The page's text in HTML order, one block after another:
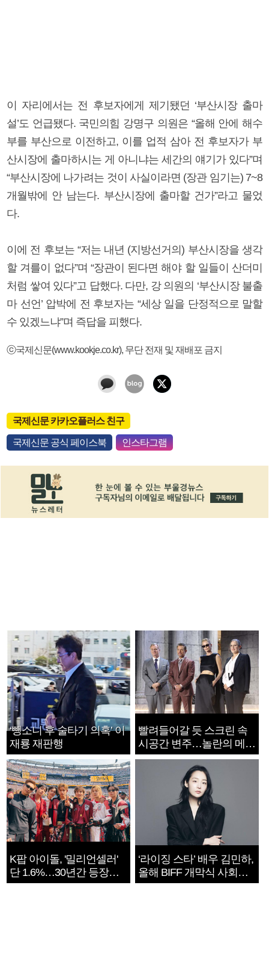
이 자리에서는 전 후보자에게 제기됐던 ‘부산시장 출마
설’도 언급됐다. 국민의힘 강명구 의원은 “올해 안에 해수
부를 부산으로 이전하고, 이를 업적 삼아 전 후보자가 부
산시장에 출마하시는 게 아니냐는 세간의 얘기가 있다”며
“부산시장에 나가려는 것이 사실이라면 (장관 임기는) 7~8
개월밖에 안 남는다. 부산시장에 출마할 건가”라고 물었
다.
이에 전 후보는 “저는 내년 (지방선거의) 부산시장을 생각
할 겨를이 없다”며 “장관이 된다면 해야 할 일들이 산더미
처럼 쌓여 있다”고 답했다. 다만, 강 의원의 ‘부산시장 불출
마 선언’ 압박에 전 후보자는 “세상 일을 단정적으로 말할
수 있겠느냐”며 즉답을 피했다.
ⓒ국제신문(www.kookje.co.kr), 무단 전재 및 재배포 금지
국제신문 카카오플러스 친구
국제신문 공식 페이스북 인스타그램
‘뺑소니 후 술타기 의혹’ 이
재룡 재판행
빨려들어갈 듯 스크린 속
시공간 변주…놀란의 메시
지는 ‘전쟁 속죄’
K팝 아이돌, '밀리언셀러'
단 1.6%…30년간 등장
1182개팀 전수조사
‘라이징 스타’ 배우 김민하,
올해 BIFF 개막식 사회자
확정